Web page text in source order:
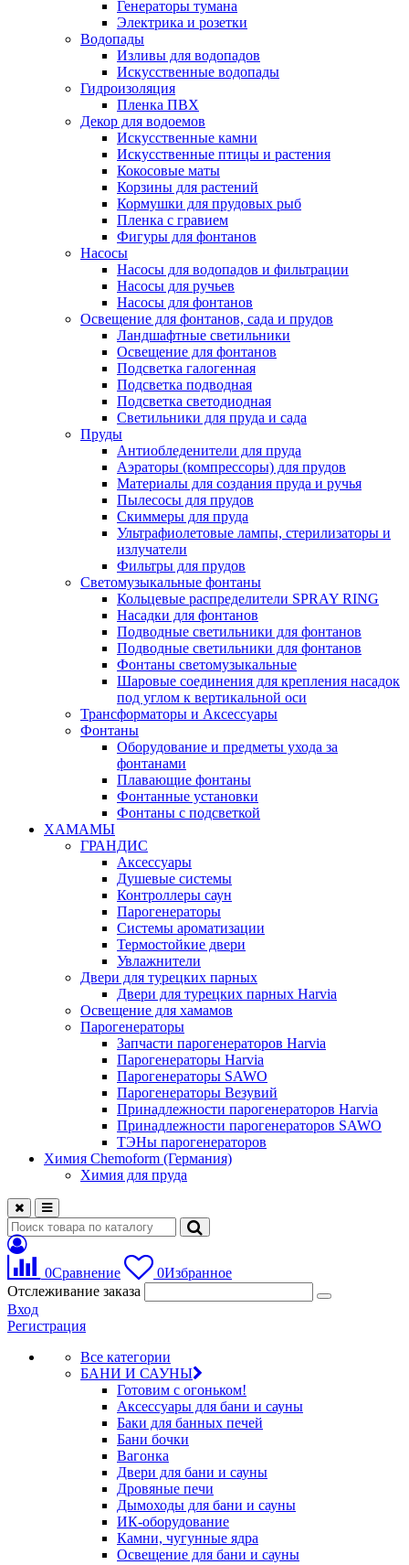
Генераторы тумана
Электрика и розетки
Водопады
Изливы для водопадов
Искусственные водопады
Гидроизоляция
Пленка ПВХ
Декор для водоемов
Искусственные камни
Искусственные птицы и растения
Кокосовые маты
Корзины для растений
Кормушки для прудовых рыб
Пленка с гравием
Фигуры для фонтанов
Насосы
Насосы для водопадов и фильтрации
Насосы для ручьев
Насосы для фонтанов
Освещение для фонтанов, сада и прудов
Ландшафтные светильники
Освещение для фонтанов
Подсветка галогенная
Подсветка подводная
Подсветка светодиодная
Светильники для пруда и сада
Пруды
Антиобледенители для пруда
Аэраторы (компрессоры) для прудов
Материалы для создания пруда и ручья
Пылесосы для прудов
Скиммеры для пруда
Ультрафиолетовые лампы, стерилизаторы и
излучатели
Фильтры для прудов
Светомузыкальные фонтаны
Кольцевые распределители SPRAY RING
Насадки для фонтанов
Подводные светильники для фонтанов
Подводные светильники для фонтанов
Фонтаны светомузыкальные
Шаровые соединения для крепления насадок
под углом к вертикальной оси
Трансформаторы и Аксессуары
Фонтаны
Оборудование и предметы ухода за
фонтанами
Плавающие фонтаны
Фонтанные установки
Фонтаны с подсветкой
ХАМАМЫ
ГРАНДИС
Аксессуары
Душевые системы
Контроллеры саун
Парогенераторы
Системы ароматизации
Термостойкие двери
Увлажнители
Двери для турецких парных
Двери для турецких парных Harvia
Освещение для хамамов
Парогенераторы
Запчасти парогенераторов Harvia
Парогенераторы Harvia
Парогенераторы SAWO
Парогенераторы Везувий
Принадлежности парогенераторов Harvia
Принадлежности парогенераторов SAWO
ТЭНы парогенераторов
Химия Chemoform (Германия)
Химия для пруда
0Сравнение 0Избранное
Отслеживание заказа
Вход
Регистрация
Все категории
БАНИ И САУНЫ
Готовим с огоньком!
Аксессуары для бани и сауны
Баки для банных печей
Бани бочки
Вагонка
Двери для бани и сауны
Дровяные печи
Дымоходы для бани и сауны
ИК-оборудование
Камни, чугунные ядра
Освещение для бани и сауны